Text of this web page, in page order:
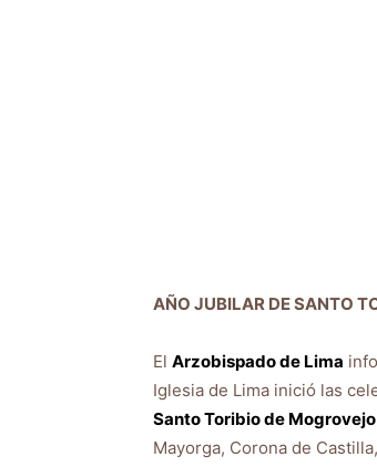
AÑO JUBILAR DE SANTO
El Arzobispado de Lima
Iglesia de Lima inició las
Santo Toribio de Mogrovejo
Mayorga, Corona de